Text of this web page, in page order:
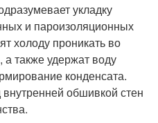
укладку
и пароизоляционных
холоду проникать во
а также удержат воду
конденсата.
обшивкой стен